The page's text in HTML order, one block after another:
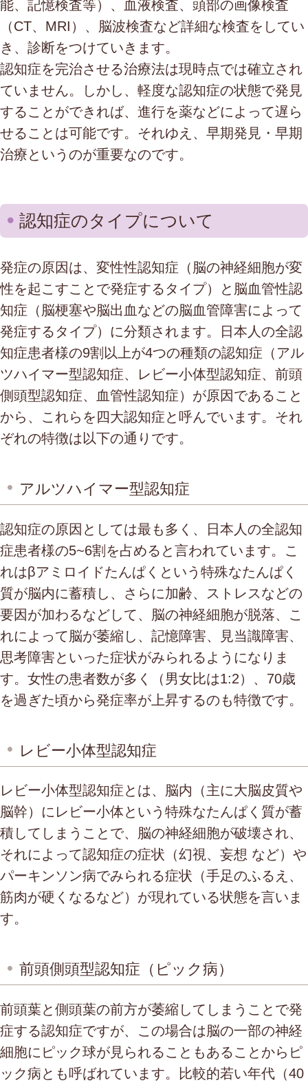
能、記憶検査等）、血液検査、頭部の画像検査
（CT、MRI）、脳波検査など詳細な検査をしてい
き、診断をつけていきます。
認知症を完治させる治療法は現時点では確立され
ていません。しかし、軽度な認知症の状態で発見
することができれば、進行を薬などによって遅ら
せることは可能です。それゆえ、早期発見・早期
治療というのが重要なのです。
認知症のタイプについて
発症の原因は、変性性認知症（脳の神経細胞が変
性を起こすことで発症するタイプ）と脳血管性認
知症（脳梗塞や脳出血などの脳血管障害によって
発症するタイプ）に分類されます。日本人の全認
知症患者様の9割以上が4つの種類の認知症（アル
ツハイマー型認知症、レビー小体型認知症、前頭
側頭型認知症、血管性認知症）が原因であること
から、これらを四大認知症と呼んでいます。それ
ぞれの特徴は以下の通りです。
アルツハイマー型認知症
認知症の原因としては最も多く、日本人の全認知
症患者様の5~6割を占めると言われています。こ
れはβアミロイドたんぱくという特殊なたんぱく
質が脳内に蓄積し、さらに加齢、ストレスなどの
要因が加わるなどして、脳の神経細胞が脱落、こ
れによって脳が萎縮し、記憶障害、見当識障害、
思考障害といった症状がみられるようになりま
す。女性の患者数が多く（男女比は1:2）、70歳
を過ぎた頃から発症率が上昇するのも特徴です。
レビー小体型認知症
レビー小体型認知症とは、脳内（主に大脳皮質や
脳幹）にレビー小体という特殊なたんぱく質が蓄
積してしまうことで、脳の神経細胞が破壊され、
それによって認知症の症状（幻視、妄想 など）や
パーキンソン病でみられる症状（手足のふるえ、
筋肉が硬くなるなど）が現れている状態を言いま
す。
前頭側頭型認知症（ピック病）
前頭葉と側頭葉の前方が萎縮してしまうことで発
症する認知症ですが、この場合は脳の一部の神経
細胞にピック球が見られることもあることからピ
ック病とも呼ばれています。比較的若い年代（40